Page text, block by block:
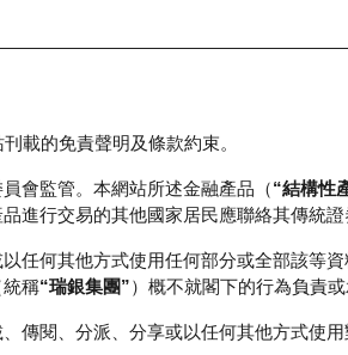
瑞銀輪證教室
載的免責聲明及條款約束。
會監管。本網站所述金融產品（“結構性
進行交易的其他國家居民應聯絡其傳統證
任何其他方式使用任何部分或全部該等
稱“瑞銀集團”）概不就閣下的行為負責或
傳閱、分派、分享或以任何其他方式使